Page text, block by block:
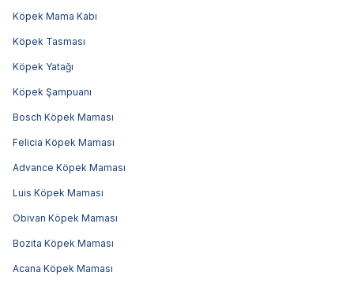
Köpek Mama Kabı
Köpek Tasması
Köpek Yatağı
Köpek Şampuanı
Bosch Köpek Maması
Felicia Köpek Maması
Advance Köpek Maması
Luis Köpek Maması
Obivan Köpek Maması
Bozita Köpek Maması
Acana Köpek Maması